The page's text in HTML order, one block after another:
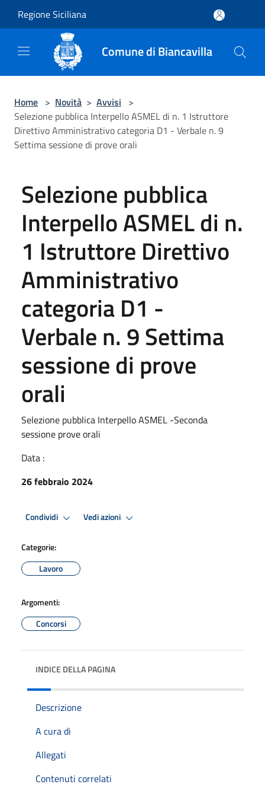
Regione Siciliana
Comune di Biancavilla
Home > Novità > Avvisi >
Selezione pubblica Interpello ASMEL di n. 1 Istruttore
Direttivo Amministrativo categoria D1 - Verbale n. 9
Settima sessione di prove orali
Selezione pubblica
Interpello ASMEL di n.
1 Istruttore Direttivo
Amministrativo
categoria D1 -
Verbale n. 9 Settima
sessione di prove
orali
Selezione pubblica Interpello ASMEL -Seconda
sessione prove orali
Data :
26 febbraio 2024
Condividi Vedi azioni
Categorie:
Lavoro
Argomenti:
Concorsi
INDICE DELLA PAGINA
Descrizione
A cura di
Allegati
Contenuti correlati